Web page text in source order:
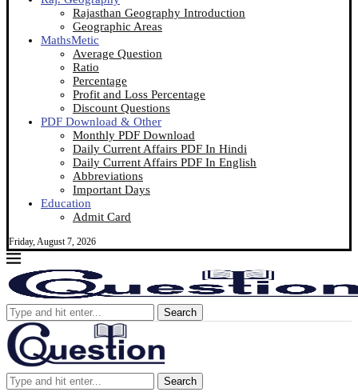
Rajasthan Geography Introduction
Geographic Areas
MathsMetic
Average Question
Ratio
Percentage
Profit and Loss Percentage
Discount Questions
PDF Download & Other
Monthly PDF Download
Daily Current Affairs PDF In Hindi
Daily Current Affairs PDF In English
Abbreviations
Important Days
Education
Admit Card
Friday, August 7, 2026
Search
Search